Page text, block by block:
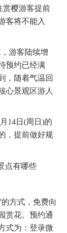
赏樱游客提前
客将不能入
游客陆续增
预约已经满
，随着气温回
心景观区游人
14日(周日)的
，提前做好规
方式，免费向
赏花。预约通
式为：登录微